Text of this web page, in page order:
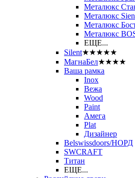
Металюкс
Металюкс
Металюкс
Металюкс
ЕЩЕ...
Silent★★★★★
МагнаБел★★★★
Ваша рамка
Inox
Вежа
Wood
Paint
Амега
Plat
Дизайнер
Belswissdoors/НОРД
SWCRAFT
Титан
ЕЩЕ...